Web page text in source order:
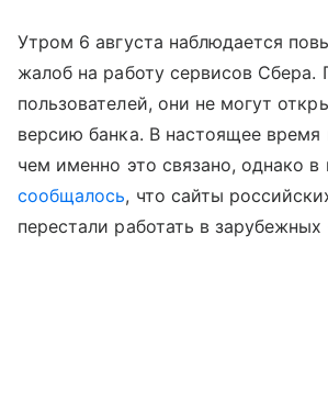
Утром 6 августа наблюдается
жалоб на работу сервисов Сбера.
пользователей, они не могут
версию банка. В настоящее время
чем именно это связано, однако в
сообщалось, что сайты
перестали работать в зарубежных